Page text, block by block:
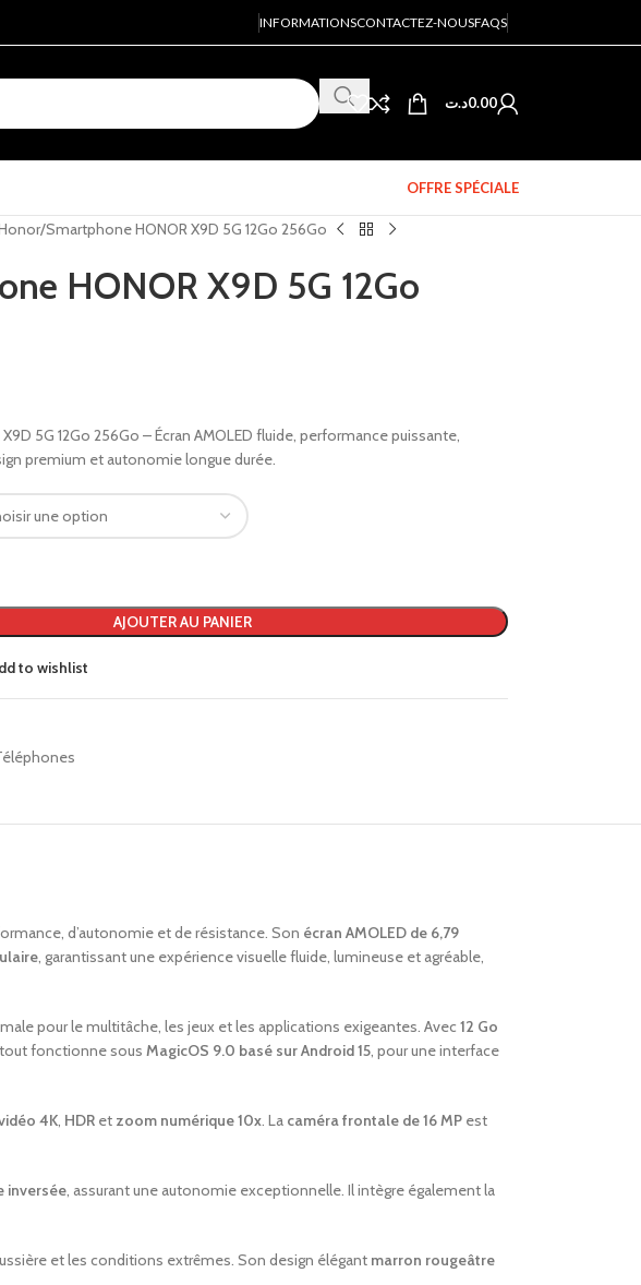
INFORMATIONSCONTACTEZ-NOUSFAQS
0.00د.ت
OFFRE SPÉCIALE
Smartphone HONOR X9D 5G 12Go 256Go
HONOR X9D 5G 12Go
5G 12Go 256Go – Écran AMOLED fluide, performance puissante,
premium et autonomie longue durée.
AJOUTER AU PANIER
to wishlist
d’autonomie et de résistance. Son écran AMOLED de 6,79
, garantissant une expérience visuelle fluide, lumineuse et agréable,
pour le multitâche, les jeux et les applications exigeantes. Avec 12 Go
tout fonctionne sous MagicOS 9.0 basé sur Android 15, pour une interface
4K, HDR et zoom numérique 10x. La caméra frontale de 16 MP est
inversée, assurant une autonomie exceptionnelle. Il intègre également la
et les conditions extrêmes. Son design élégant marron rougeâtre